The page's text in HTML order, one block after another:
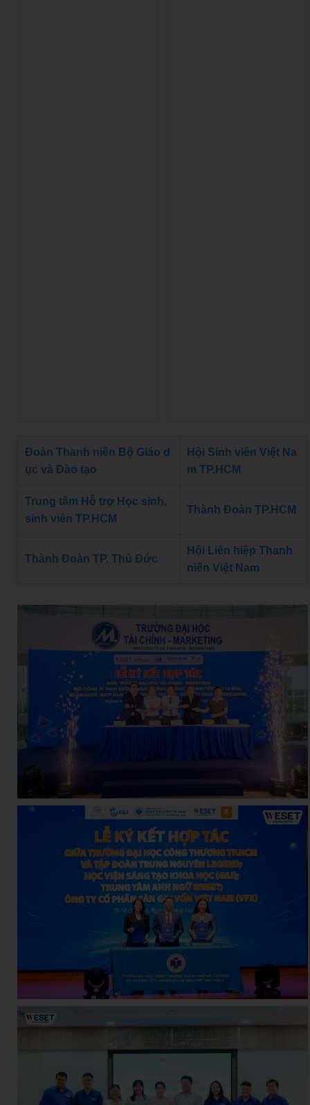
Đoàn Thanh niên Bộ Giáo d
ục và Đào tạo
Hội Sinh viên Việt Na
m TP.HCM
Trung tâm Hỗ trợ Học sinh,
sinh viên TP.HCM
Thành Đoàn TP.HCM
Thành Đoàn TP. Thủ Đức
Hội Liên hiệp Thanh
niên Việt Nam